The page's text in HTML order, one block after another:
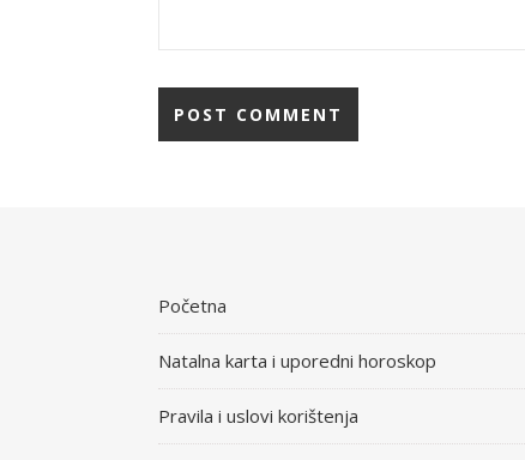
Početna
Natalna karta i uporedni horoskop
Pravila i uslovi korištenja